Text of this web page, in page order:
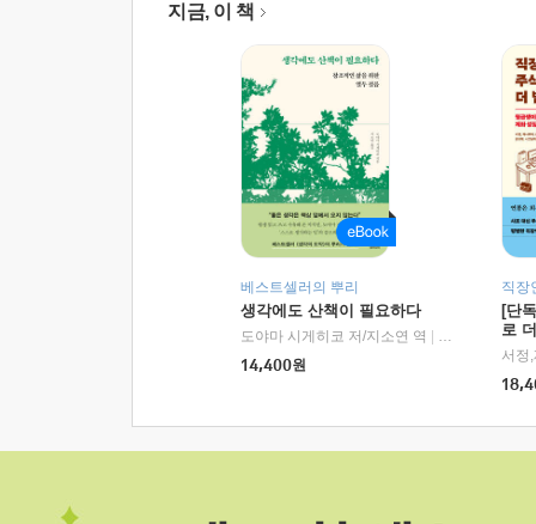
지금, 이 책
베스트셀러의 뿌리
생각에도 산책이 필요하다
도야마 시게히코 저/지소연 역
알에이치코리
14,400원
직장
[단
로